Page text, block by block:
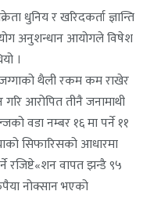
धुनिय र खरिदकर्ता ज्ञान्ति
अनुशन्धान आयोगले विषेश
।
जग्गाको थैली रकम कम राखेर
आरोपित तीनै जनामाथी
वडा नम्बर १६ मा पर्ने ११
सिफारिसको आधारमा
वापत झन्डै ९५
नोक्सान भएको